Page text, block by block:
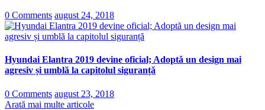
0 Comments august 24, 2018
Hyundai Elantra 2019 devine oficial; Adoptă un design mai
agresiv și umblă la capitolul siguranță
0 Comments august 23, 2018
Arată mai multe articole